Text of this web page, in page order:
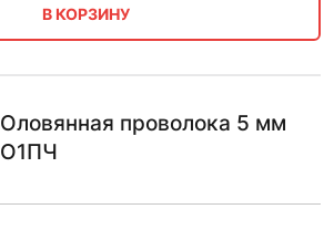
В КОРЗИНУ
Оловянная проволока 5 мм
О1ПЧ